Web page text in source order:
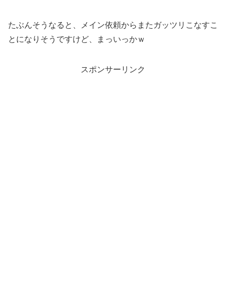
たぶんそうなると、メイン依頼からまたガッツリこなすこ
とになりそうですけど、まっいっかｗ
スポンサーリンク